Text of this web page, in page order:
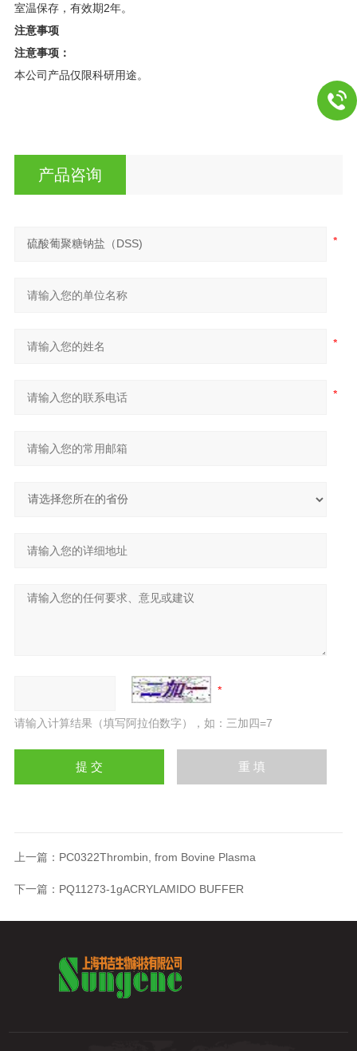
室温保存，有效期2年。
注意事项
注意事项：
本公司产品仅限科研用途。
产品咨询
请输入计算结果（填写阿拉伯数字），如：三加四=7
上一篇： PC0322Thrombin, from Bovine Plasma
下一篇： PQ11273-1gACRYLAMIDO BUFFER